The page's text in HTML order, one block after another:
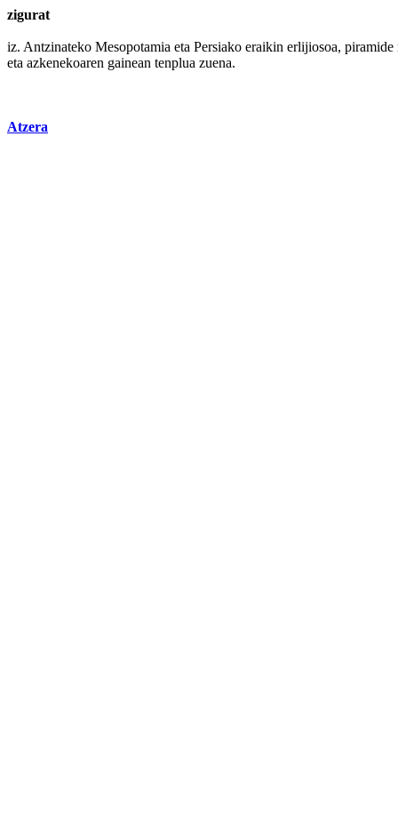
zigurat
iz. Antzinateko Mesopotamia eta Persiako eraikin erlijiosoa, piramide
eta azkenekoaren gainean tenplua zuena.
Atzera